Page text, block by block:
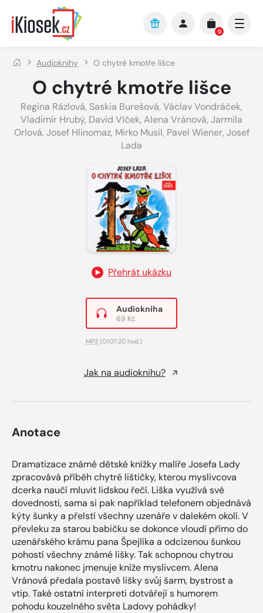
Přejít na hlavní obsah
0
Audioknihy O chytré kmotře lišce
O chytré kmotře lišce
Regina Rázlová, Saskia Burešová, Václav Vondráček,
Vladimír Hrubý, David Vlček, Alena Vránová, Jarmila
Orlová, Josef Hlinomaz, Mirko Musil, Pavel Wiener, Josef
Lada
Přehrát ukázku
Audiokniha
69 Kč
MP3 (01:07:20 hod.)
Jak na audioknihu?
Anotace
Dramatizace známé dětské knížky malíře Josefa Lady
zpracovává příběh chytré lištičky, kterou myslivcova
dcerka naučí mluvit lidskou řečí. Liška využívá své
dovednosti, sama si pak například telefonem objednává
kýty šunky a přelstí všechny uzenáře v dalekém okolí. V
převleku za starou babičku se dokonce vloudí přímo do
uzenářského krámu pana Špejlíka a odcizenou šunkou
pohostí všechny známé lišky. Tak schopnou chytrou
kmotru nakonec jmenuje kníže myslivcem. Alena
Vránová předala postavě lišky svůj šarm, bystrost a
vtip. Také ostatní interpreti dotvářejí s humorem
pohodu kouzelného světa Ladovy pohádky!